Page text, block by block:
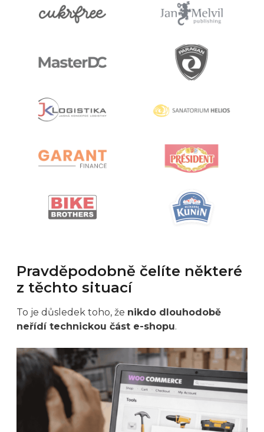
Pravděpodobně čelíte některé
z těchto situací
To je důsledek toho, že nikdo dlouhodobě
neřídí technickou část e-shopu.